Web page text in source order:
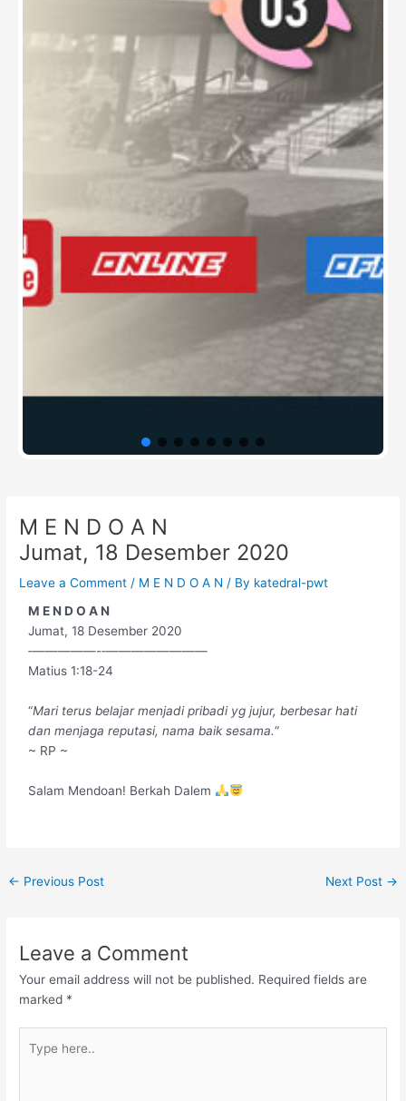
M E N D O A N
Jumat, 18 Desember 2020
Leave a Comment / M E N D O A N / By katedral-pwt
M E N D O A N
Jumat, 18 Desember 2020
‐—————-‐————————
Matius 1:18-24
“Mari terus belajar menjadi pribadi yg jujur, berbesar hati
dan menjaga reputasi, nama baik sesama.“
~ RP ~
Salam Mendoan! Berkah Dalem
navigation
← Previous Post Next Post →
Leave a Comment
Your email address will not be published. Required fields are
marked *
here..